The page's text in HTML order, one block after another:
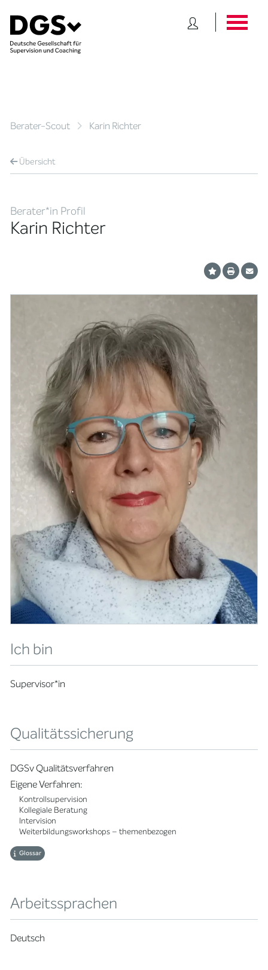
Berater-Scout Karin Richter
Übersicht
Berater*in Profil
Karin Richter
Ich bin
Supervisor*in
Qualitätssicherung
DGSv Qualitätsverfahren
Eigene Verfahren:
Kontrollsupervision
Kollegiale Beratung
Intervision
Weiterbildungsworkshops – themenbezogen
Glossar
Arbeitssprachen
Deutsch